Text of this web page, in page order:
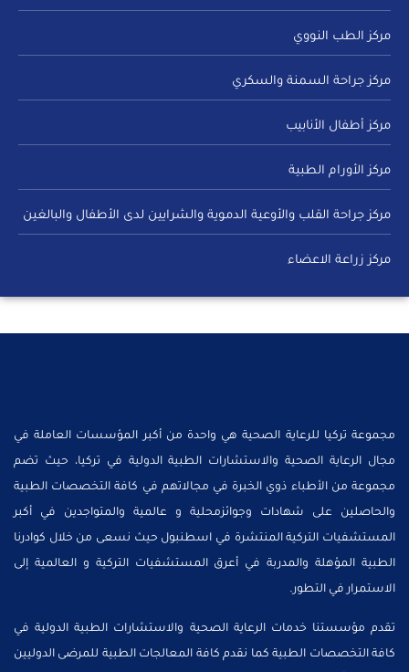
مركز الطب النووي
مركز جراحة السمنة والسكري
مركز أطفال الأنابيب
مركز الأورام الطبية
مركز جراحة القلب والأوعية الدموية والشرايين لدى الأطفال والبالغين
مركز زراعة الاعضاء
مجموعة تركيا للرعاية الصحية هي واحدة من أكبر المؤسسات العاملة في
مجال الرعاية الصحية والاستشارات الطبية الدولية في تركيا، حيث تضم
مجموعة من الأطباء ذوي الخبرة في مجالاتهم في كافة التخصصات الطبية
والحاصلين على شهادات وجوائزمحلية و عالمية والمتواجدين في أكبر
المستشفيات التركية المنتشرة في اسطنبول حيث نسعى من خلال كوادرنا
الطبية المؤهلة والمدربة في أعرق المستشفيات التركية و العالمية إلى
الاستمرار في التطور.
تقدم مؤسستنا خدمات الرعاية الصحية والاستشارات الطبية الدولية في
كافة التخصصات الطبية كما نقدم كافة المعالجات الطبية للمرضى الدوليين